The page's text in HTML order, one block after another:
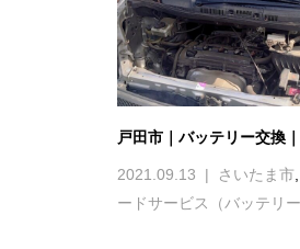
戸田市｜バッテリー交換
2021.09.13 さいたま市
ードサービス（バッテリー